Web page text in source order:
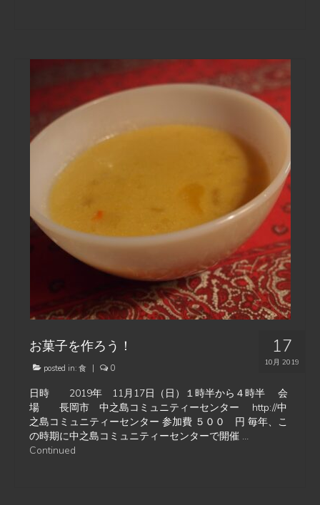
17
10月 2019
お菓子を作ろう！
posted in: 食 0
日時 2019年 11月17日（日）１時半から４時半 会
場 長岡市 中之島コミュニティーセンター http://中
之島コミュニティーセンター 参加費 ５００ 円 毎年、こ
の時期に中之島コミュニティーセンターで開催 …
Continued